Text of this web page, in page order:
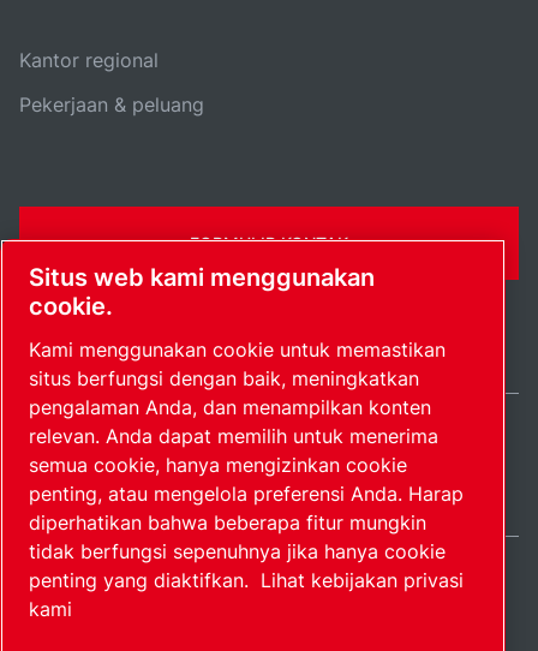
Kantor regional
Pekerjaan & peluang
FORMULIR KONTAK
Peta situsKelola preferensi© 2026 Hak Cipta.
Indonesia / IN
Situs web kami menggunakan
cookie.
Kami menggunakan cookie untuk memastikan
situs berfungsi dengan baik, meningkatkan
pengalaman Anda, dan menampilkan konten
relevan. Anda dapat memilih untuk menerima
semua cookie, hanya mengizinkan cookie
penting, atau mengelola preferensi Anda. Harap
diperhatikan bahwa beberapa fitur mungkin
tidak berfungsi sepenuhnya jika hanya cookie
penting yang diaktifkan. Lihat kebijakan privasi
kami